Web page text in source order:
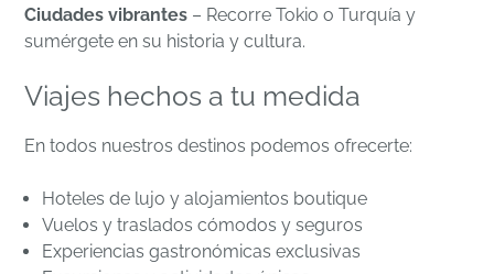
Ciudades vibrantes – Recorre Tokio o Turquía y
sumérgete en su historia y cultura.
Viajes hechos a tu medida
En todos nuestros destinos podemos ofrecerte:
Hoteles de lujo y alojamientos boutique
Vuelos y traslados cómodos y seguros
Experiencias gastronómicas exclusivas